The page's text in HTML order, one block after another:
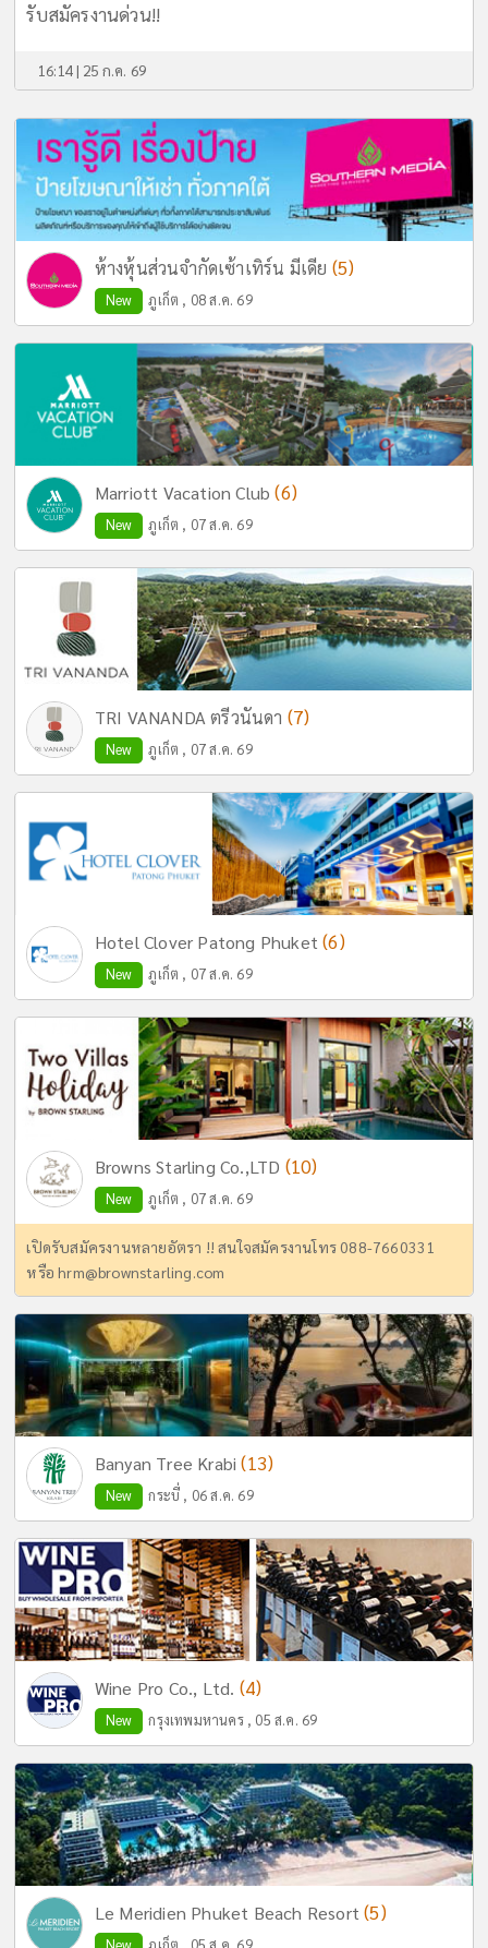
รับสมัครงานด่วน!!
16:14 | 25 ก.ค. 69
ห้างหุ้นส่วนจำกัดเซ้าเทิร์น มีเดีย (5)
New ภูเก็ต , 08 ส.ค. 69
Marriott Vacation Club(6)
New ภูเก็ต , 07 ส.ค. 69
TRI VANANDA ตรีวนันดา (7)
New ภูเก็ต , 07 ส.ค. 69
Hotel Clover Patong Phuket(6)
New ภูเก็ต , 07 ส.ค. 69
Browns Starling Co.,LTD (10)
New ภูเก็ต , 07 ส.ค. 69
เปิดรับสมัครงานหลายอัตรา !! สนใจสมัครงานโทร 088-7660331
หรือhrm@brownstarling.com
Banyan Tree Krabi(13)
New กระบี่ , 06 ส.ค. 69
Wine Pro Co., Ltd. (4)
New กรุงเทพมหานคร , 05 ส.ค. 69
Le Meridien Phuket Beach Resort(5)
New ภูเก็ต , 05 ส.ค. 69